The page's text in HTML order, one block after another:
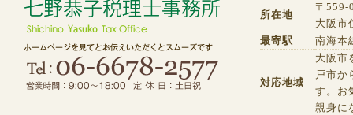
所在地
〒559-
大阪市
最寄駅
南海
対応地域
大阪市
戸市か
す。お
親身に